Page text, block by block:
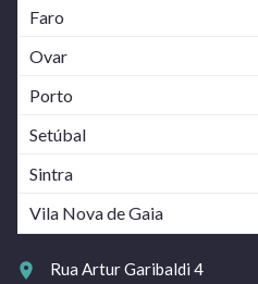
Faro
Ovar
Porto
Setúbal
Sintra
Vila Nova de Gaia
Rua Artur Garibaldi 4